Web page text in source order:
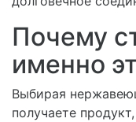
Почему
именно
Выбирая
получаете